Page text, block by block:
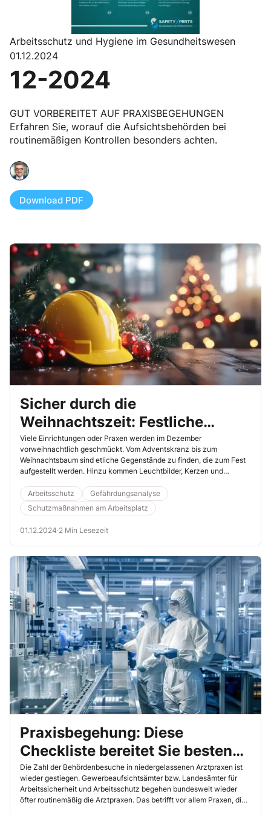
Arbeitsschutz und Hygiene im Gesundheitswesen
01.12.2024
12-2024
GUT VORBEREITET AUF PRAXISBEGEHUNGEN
Erfahren Sie, worauf die Aufsichtsbehörden bei
routinemäßigen Kontrollen besonders achten.
Download PDF
Sicher durch die
Weihnachtszeit: Festliche
Dekoration ohne Gefahren
Viele Einrichtungen oder Praxen werden im Dezember
vorweihnachtlich geschmückt. Vom Adventskranz bis zum
Weihnachtsbaum sind etliche Gegenstände zu finden, die zum Fest
aufgestellt werden. Hinzu kommen Leuchtbilder, Kerzen und
Freude an diesem Weihnachtsschmuck können von diesen
Gegenständen auch zusätzliche Gefährdungen ausgehen, die Sie
unbedingt verhindern sollten.
Arbeitsschutz
Gefährdungsanalyse
Schutzmaßnahmen am Arbeitsplatz
01.12.2024·2 Min Lesezeit
Praxisbegehung: Diese
Checkliste bereitet Sie bestens
auf den Behördenbesuch vor
Die Zahl der Behördenbesuche in niedergelassenen Arztpraxen ist
wieder gestiegen. Gewerbeaufsichtsämter bzw. Landesämter für
Arbeitssicherheit und Arbeitsschutz begehen bundesweit wieder
öfter routinemäßig die Arztpraxen. Das betrifft vor allem Praxen, die